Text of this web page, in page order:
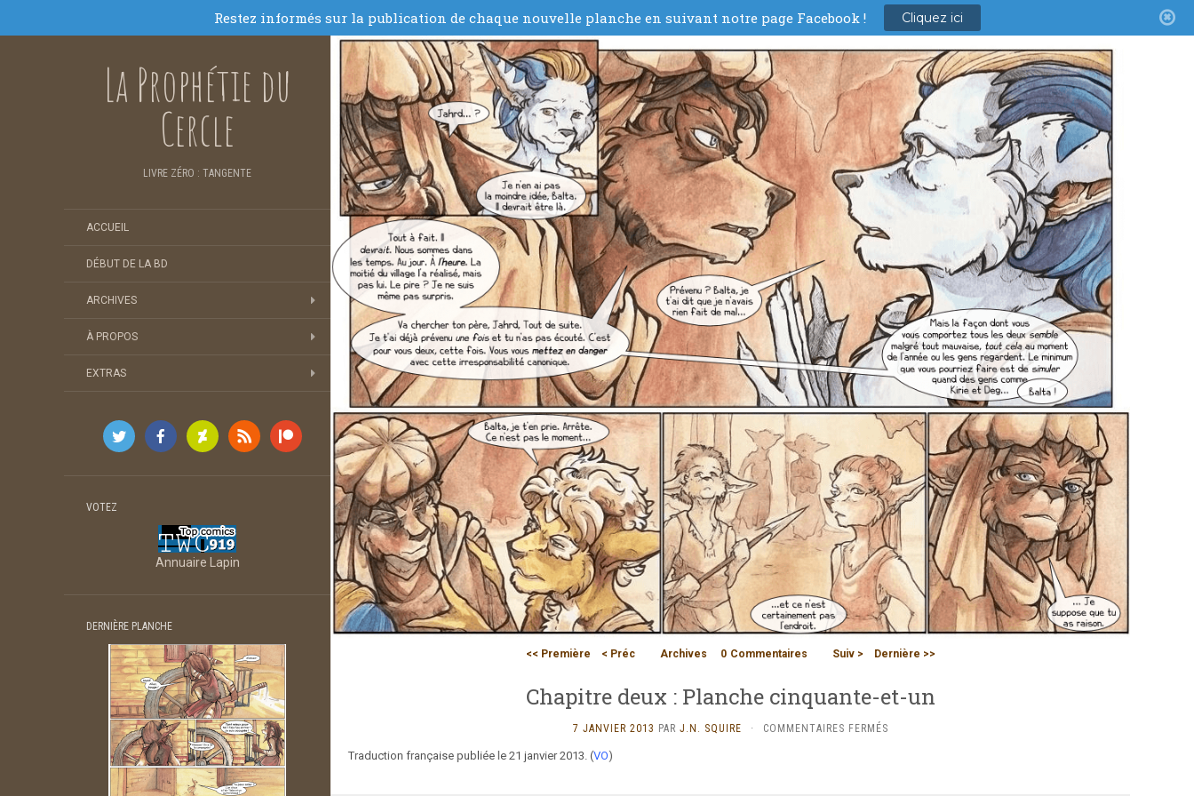
La Prophétie du
Cercle
LIVRE ZÉRO : TANGENTE
ACCUEIL
DÉBUT DE LA BD
ARCHIVES
À PROPOS
EXTRAS
VOTEZ
Annuaire Lapin
DERNIÈRE PLANCHE
<< Première < Préc Archives 0 Commentaires Suiv > Dernière >>
Chapitre deux : Planche cinquante-et-un
7 JANVIER 2013 PAR J.N. SQUIRE · COMMENTAIRES FERMÉSSUR
Traduction française publiée le 21 janvier 2013. (VO)